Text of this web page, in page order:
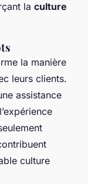
la culture
la manière
leurs clients.
assistance
culture